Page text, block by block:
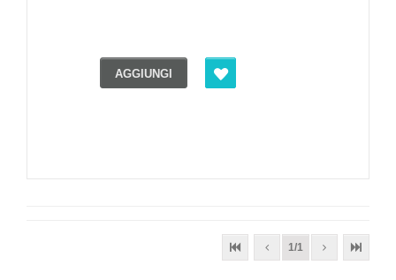
AGGIUNGI
1/1